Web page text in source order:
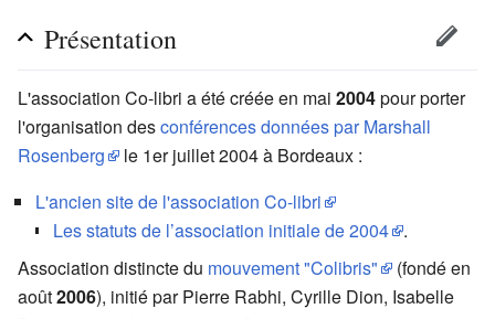
Présentation
L'association Co-libri a été créée en mai 2004pour porter
l'organisation desconférences données par Marshall
Rosenberg
le 1er juillet 2004 à Bordeaux :
L'ancien site de l'association Co-libri
Les statuts de l’association initiale de 2004
.
Association distincte du mouvement "Colibris"
(fondé en
août2006), initié par Pierre Rabhi, Cyrille Dion, Isabelle